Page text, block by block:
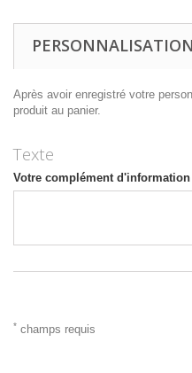
PERSONNALISATION
Après avoir enregistré votre
produit au panier.
Texte
Votre complément
* champs requis